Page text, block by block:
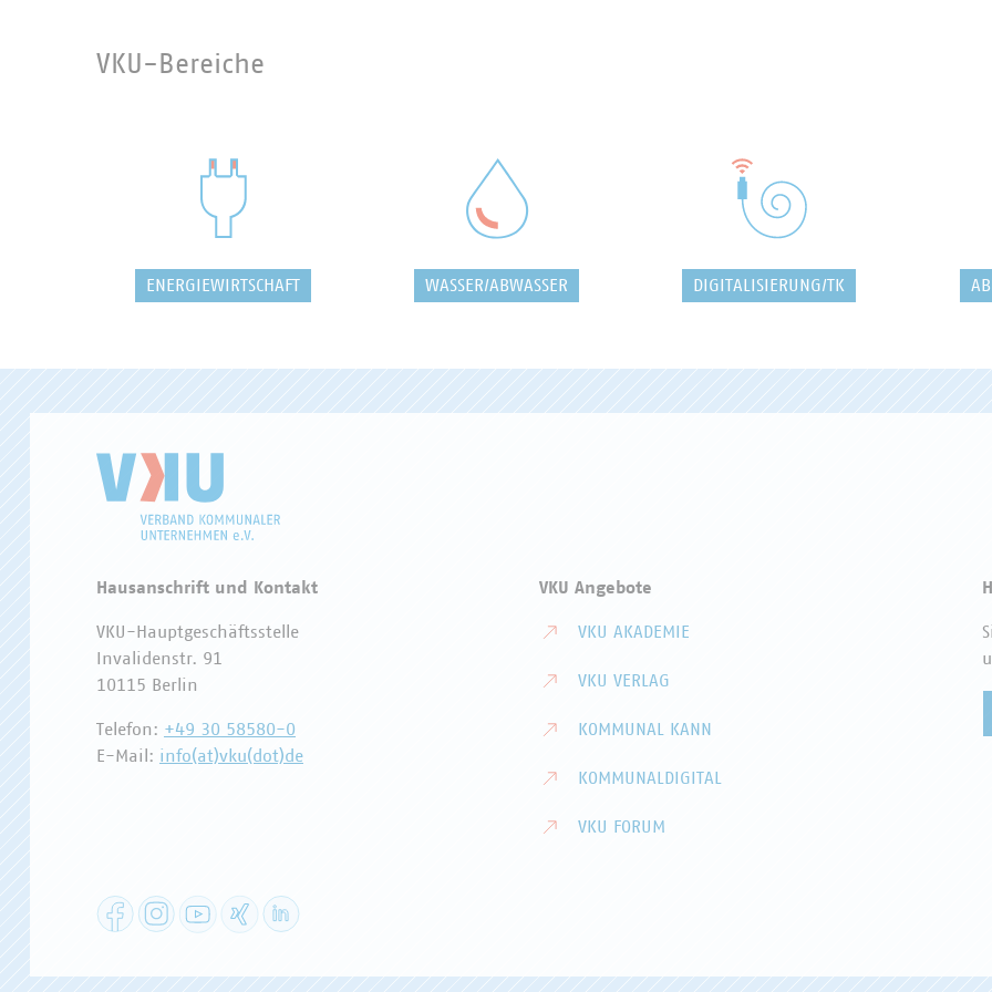
VKU-Bereiche
ENERGIEWIRTSCHAFT WASSER/ABWASSER DIGITALISIERUNG/TK
Hausanschrift und Kontakt
VKU-Hauptgeschäftsstelle
Invalidenstr. 91
10115 Berlin
Telefon: +49 30 58580-0
E-Mail: info(at)vku(dot)de
VKU Angebote
VKU AKADEMIE
VKU VERLAG
KOMMUNAL KANN
KOMMUNALDIGITAL
VKU FORUM
FacebookInstagramYouTube XING